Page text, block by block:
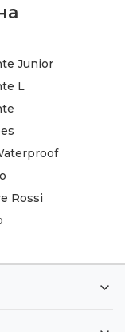
Junior
L
Rossi